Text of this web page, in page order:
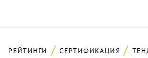
РЕЙТИНГИ СЕРТИФИКАЦИЯ